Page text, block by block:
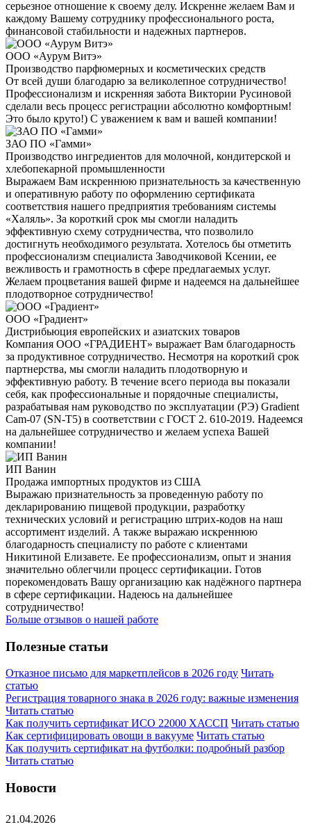
серьезное отношение к своему делу. Искренне желаем Вам и
каждому Вашему сотруднику профессионального роста,
финансовой стабильности и надежных партнеров.
ООО «Аурум Витэ»
Производство парфюмерных и косметических средств
От всей души благодарю за великолепное сотрудничество!
Профессионализм и искренняя забота Виктории Русиновой
сделали весь процесс регистрации абсолютно комфортным!
Это было круто!) С уважением к вам и вашей компании!
ЗАО ПО «Гамми»
Производство ингредиентов для молочной, кондитерской и
хлебопекарной промышленности
Выражаем Вам искреннюю признательность за качественную
и оперативную работу по оформлению сертификата
соответствия нашего предприятия требованиям системы
«Халяль». За короткий срок мы смогли наладить
эффективную схему сотрудничества, что позволило
достигнуть необходимого результата. Хотелось бы отметить
профессионализм специалиста Заводчиковой Ксении, ее
вежливость и грамотность в сфере предлагаемых услуг.
Желаем процветания вашей фирме и надеемся на дальнейшее
плодотворное сотрудничество!
ООО «Градиент»
Дистрибьюция европейских и азиатских товаров
Компания ООО «ГРАДИЕНТ» выражает Вам благодарность
за продуктивное сотрудничество. Несмотря на короткий срок
партнерства, мы смогли наладить плодотворную и
эффективную работу. В течение всего периода вы показали
себя, как профессиональные и порядочные специалисты,
разрабатывая нам руководство по эксплуатации (РЭ) Gradient
Cam-07 (SN-T5) в соответствии с ГОСТ 2. 610-2019. Надеемся
на дальнейшее сотрудничество и желаем успеха Вашей
компании!
ИП Ванин
Продажа импортных продуктов из США
Выражаю признательность за проведенную работу по
декларированию пищевой продукции, разработку
технических условий и регистрацию штрих-кодов на наш
ассортимент изделий. А также выражаю искреннюю
благодарность специалисту по работе с клиентами
Никитиной Елизавете. Ее профессионализм, опыт и знания
значительно облегчили процесс сертификации. Готов
порекомендовать Вашу организацию как надёжного партнера
в сфере сертификации. Надеюсь на дальнейшее
сотрудничество!
Больше отзывов о нашей работе
Полезные статьи
Отказное письмо для маркетплейсов в 2026 году Читать
статью
Регистрация товарного знака в 2026 году: важные изменения
Читать статью
Как получить сертификат ИСО 22000 ХАССП Читать статью
Как сертифицировать овощи в вакууме Читать статью
Как получить сертификат на футболки: подробный разбор
Читать статью
Новости
21.04.2026